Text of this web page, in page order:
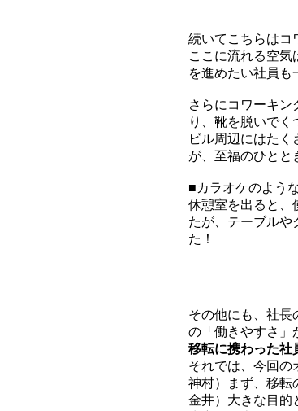
続いてこちらはコ
ここに流れる空
を進めたい社員も
さらにコワーキ
り、靴を脱いでく
ビル周辺にはた
が、至福のひとと
■カラオケのよう
休憩室を出ると、
たが、テーブルや
た！
その他にも、社長
の「働きやすさ」
移転に携わった社
それでは、今回の
神村）まず、移転
金井）大きな目的